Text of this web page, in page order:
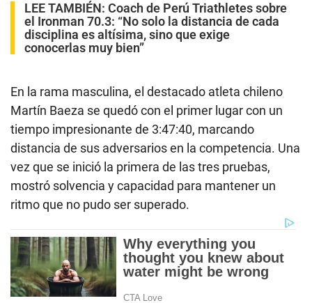
LEE TAMBIÉN: Coach de Perú Triathletes sobre
el Ironman 70.3: “No solo la distancia de cada
disciplina es altísima, sino que exige
conocerlas muy bien”
En la rama masculina, el destacado atleta chileno
Martín Baeza se quedó con el primer lugar con un
tiempo impresionante de 3:47:40, marcando
distancia de sus adversarios en la competencia. Una
vez que se inició la primera de las tres pruebas,
mostró solvencia y capacidad para mantener un
ritmo que no pudo ser superado.